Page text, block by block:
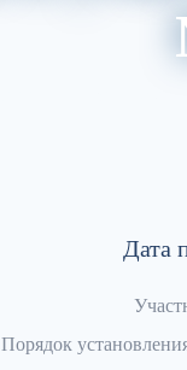
Дата
Порядок